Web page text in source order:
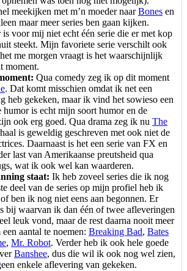
meekijken met m’n moeder naarBones en
maar meer series ben gaan kijken.
is voor mij niet echt één serie die er met kop
steekt. Mijn favoriete serie verschilt ook
me morgen vraagt is het waarschijnlijk
moment.
Qua comedy zeg ik op dit moment
. Dat komt misschien omdat ik net een
heb gekeken, maar ik vind het sowieso een
humor is echt mijn soort humor en de
ook erg goed. Qua drama zeg ik nu The
is geweldig geschreven met ook niet de
Daarnaast is het een serie van FX en
last van Amerikaanse preutsheid qua
wat ik ook wel kan waarderen.
staat: Ik heb zoveel series die ik nog
deel van de series op mijn profiel heb ik
ben ik nog niet eens aan begonnen. Er
bij waarvan ik dan één of twee afleveringen
leuk vond, maar de rest daarna nooit meer
aantal te noemen: Breaking Bad, Bates
, Mr. Robot. Verder heb ik ook hele goede
Banshee, dus die wil ik ook nog wel zien,
enkele aflevering van gekeken.